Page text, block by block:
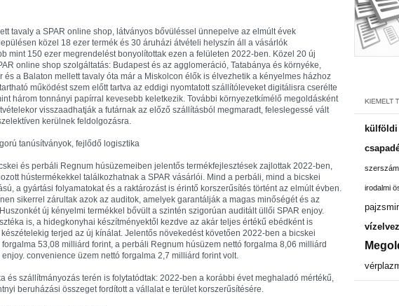
tavaly a SPAR online shop, látványos bővüléssel ünnepelve az elmúlt évek
közel 18 ezer termék és 30 áruházi átvételi helyszín áll a vásárlók
mint 150 ezer megrendelést bonyolítottak ezen a felületen 2022-ben. Közel 20 új
online shop szolgáltatás: Budapest és az agglomeráció, Tatabánya és környéke,
és a Balaton mellett tavaly óta már a Miskolcon élők is élvezhetik a kényelmes házhoz
működést szem előtt tartva az eddigi nyomtatott szállítóleveket digitálisra cserélte
három tonnányi papírral kevesebb keletkezik. További környezetkímélő megoldásként
visszaadhatják a futárnak az előző szállításból megmaradt, feleslegessé vált
kerülnek feldolgozásra.
tanúsítványok, fejlődő logisztika
és perbáli Regnum húsüzemeiben jelentős termékfejlesztések zajlottak 2022-ben,
hústermékekkel találkozhatnak a SPAR vásárlói. Mind a perbáli, mind a bicskei
a gyártási folyamatokat és a raktározást is érintő korszerűsítés történt az elmúlt évben.
sikerrel zárultak azok az auditok, amelyek garantálják a magas minőségét és az
új kényelmi termékkel bővült a szintén szigorúan auditált üllői SPAR enjoy.
is, a hidegkonyhai készítményektől kezdve az akár teljes értékű ebédként is
terjed az új kínálat. Jelentős növekedést követően 2022-ben a bicskei
53,08 milliárd forint, a perbáli Regnum húsüzem nettó forgalma 8,06 milliárd
convenience üzem nettó forgalma 2,7 milliárd forint volt.
és szállítmányozás terén is folytatódtak: 2022-ben a korábbi évet meghaladó mértékű,
beruházási összeget fordított a vállalat e terület korszerűsítésére.
szerszám
irodalmi